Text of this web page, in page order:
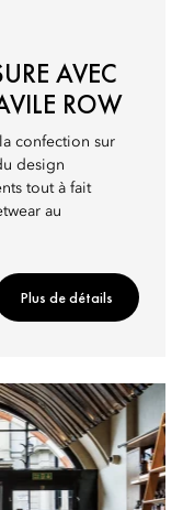
AVEC
ROW
confection sur
design
tout à fait
au
Plus de détails